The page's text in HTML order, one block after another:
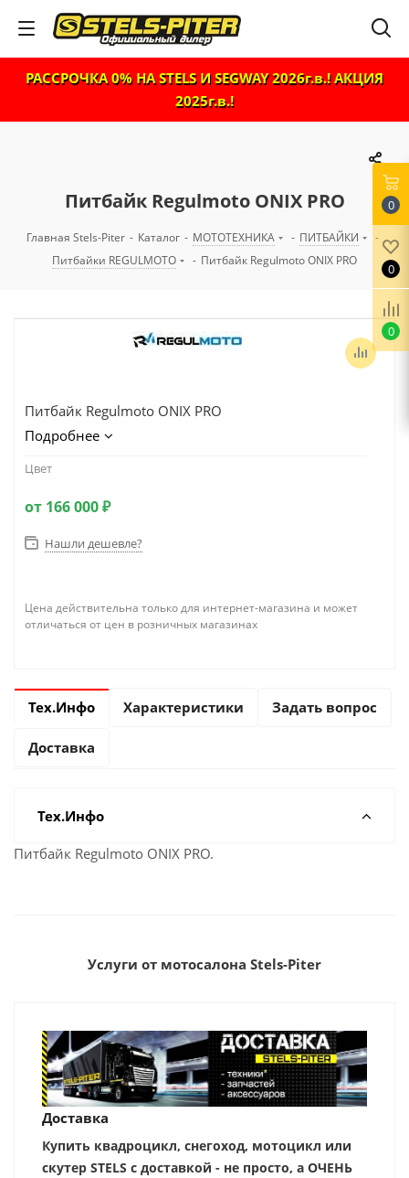
РАССРОЧКА 0% НА STELS И SEGWAY 2026г.в.! АКЦИЯ
2025г.в.!
Питбайк Regulmoto ONIX PRO
Главная Stels-Piter - Каталог - МОТОТЕХНИКА - ПИТБАЙКИ
-
Питбайки REGULMOTO
- Питбайк Regulmoto ONIX PRO
Питбайк Regulmoto ONIX PRO
Подробнее
Цвет
от 166 000 ₽
Нашли дешевле?
Цена действительна только для интернет-магазина и может
отличаться от цен в розничных магазинах
Тех.Инфо Характеристики Задать вопрос
Доставка
Тех.Инфо
Питбайк Regulmoto ONIX PRO.
Услуги от мотосалона Stels-Piter
Доставка
Купить квадроцикл, снегоход, мотоцикл или
скутер STELS с доставкой - не просто, а ОЧЕНЬ
0
0
0